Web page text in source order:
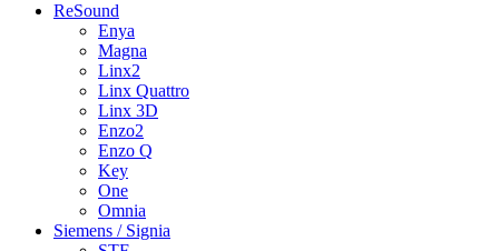
ReSound
Enya
Magna
Linx2
Linx Quattro
Linx 3D
Enzo2
Enzo Q
Key
One
Omnia
Siemens / Signia